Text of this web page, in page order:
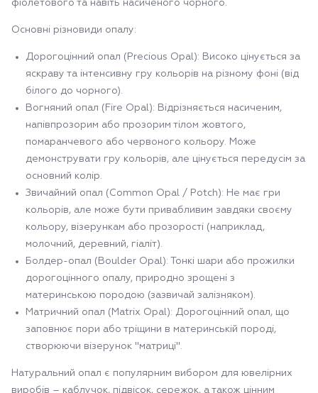
фіолетового та навіть насиченого чорного.
Основні різновиди опалу:
Дорогоцінний опал (Precious Opal): Високо цінується за
яскраву та інтенсивну гру кольорів на різному фоні (від
білого до чорного).
Вогняний опал (Fire Opal): Відрізняється насиченим,
напівпрозорим або прозорим тілом жовтого,
помаранчевого або червоного кольору. Може
демонструвати гру кольорів, але цінується передусім за
основний колір.
Звичайний опал (Common Opal / Potch): Не має гри
кольорів, але може бути привабливим завдяки своєму
кольору, візерункам або прозорості (наприклад,
молочний, деревний, гіаліт).
Болдер-опал (Boulder Opal): Тонкі шари або прожилки
дорогоцінного опалу, природно зрощені з
материнською породою (зазвичай залізняком).
Матричний опал (Matrix Opal): Дорогоцінний опал, що
заповнює пори або тріщини в материнській породі,
створюючи візерунок "матриці".
Натуральний опал є популярним вибором для ювелірних
виробів – каблучок, підвісок, сережок, а також цінним